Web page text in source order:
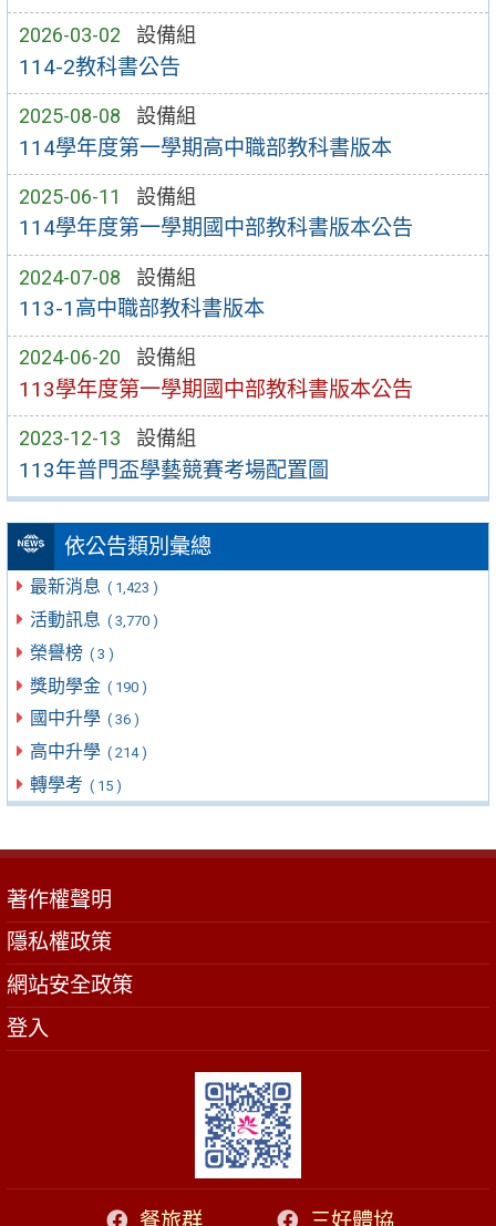
2026-03-02 設備組
114-2教科書公告
2025-08-08 設備組
114學年度第一學期高中職部教科書版本
2025-06-11 設備組
114學年度第一學期國中部教科書版本公告
2024-07-08 設備組
113-1高中職部教科書版本
2024-06-20 設備組
113學年度第一學期國中部教科書版本公告
2023-12-13 設備組
113年普門盃學藝競賽考場配置圖
依公告類別彙總
最新消息 ( 1,423 )
活動訊息 ( 3,770 )
榮譽榜 ( 3 )
獎助學金 ( 190 )
國中升學 ( 36 )
高中升學 ( 214 )
轉學考 ( 15 )
著作權聲明
隱私權政策
網站安全政策
登入
餐旅群 三好體協